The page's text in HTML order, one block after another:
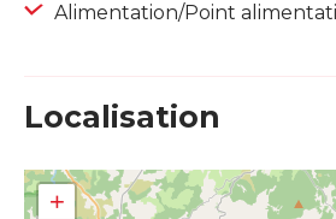
Alimentation/Point
Localisation
+